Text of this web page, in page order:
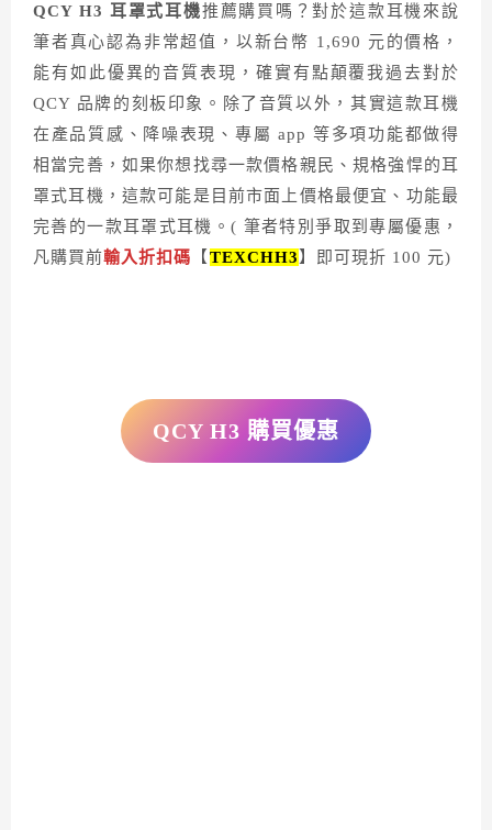
QCY H3 耳罩式耳機推薦購買嗎？對於這款耳機來說
筆者真心認為非常超值，以新台幣 1,690 元的價格，
能有如此優異的音質表現，確實有點顛覆我過去對於
QCY 品牌的刻板印象。除了音質以外，其實這款耳機
在產品質感、降噪表現、專屬 app 等多項功能都做得
相當完善，如果你想找尋一款價格親民、規格強悍的耳
罩式耳機，這款可能是目前市面上價格最便宜、功能最
完善的一款耳罩式耳機。( 筆者特別爭取到專屬優惠，
凡購買前輸入折扣碼 【 TEXCHH3 】即可現折 100 元)
QCY H3 購買優惠